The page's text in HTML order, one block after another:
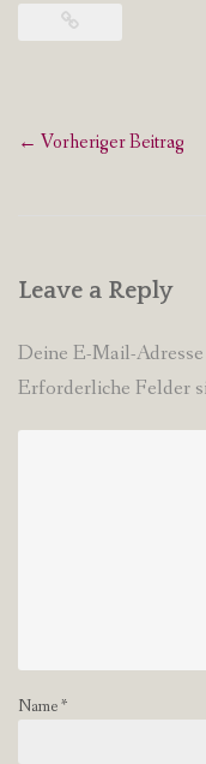
Post
← Vorheriger Beitrag
Leave a Reply
Deine E-Mail-
Erforderliche Felder
Name*